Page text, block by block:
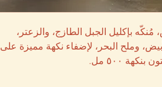
بإكليل الجبل الطازج، والزعتر،
وملح البحر، لإضفاء نكهة مميزة على
٥٠٠ مل.